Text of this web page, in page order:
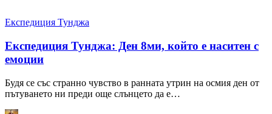
Експедиция Тунджа
Експедиция Тунджа: Ден 8ми, който е наситен с
емоции
Будя се със странно чувство в ранната утрин на осмия ден от
пътуването ни преди още слънцето да е…